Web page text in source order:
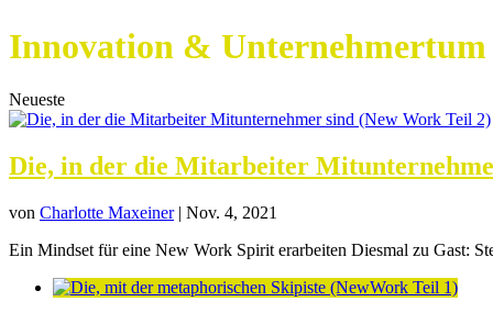
Innovation & Unternehmertum
Neueste
Die, in der die Mitarbeiter
von Charlotte Maxeiner| Nov. 4, 2021
Ein Mindset für eine New Work Spirit erarbeiten Diesmal zu Gast: